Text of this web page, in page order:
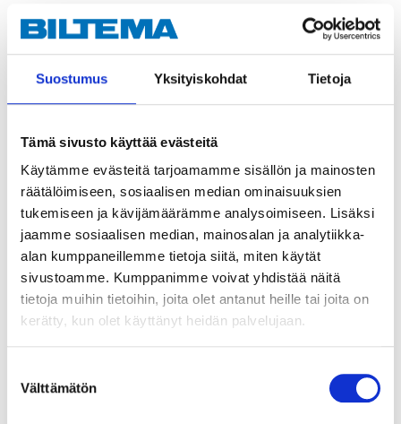
Suostumus Yksityiskohdat Tietoja
Tämä sivusto käyttää evästeitä
Käytämme evästeitä tarjoamamme sisällön ja mainosten
räätälöimiseen, sosiaalisen median ominaisuuksien
tukemiseen ja kävijämäärämme analysoimiseen. Lisäksi
jaamme sosiaalisen median, mainosalan ja analytiikka-
alan kumppaneillemme tietoja siitä, miten käytät
sivustoamme. Kumppanimme voivat yhdistää näitä
tietoja muihin tietoihin, joita olet antanut heille tai joita on
kerätty, kun olet käyttänyt heidän palvelujaan.
valinta
Välttämätön
21 55
Sågklinga 255 mm,
60T
16-2552
Finns i lager i 25varuhus
Säljs ej online
9 95
Sågklinga, 125 mm,
14T
16-125
Finns i lager i 25 varuhus
Säljs ej online